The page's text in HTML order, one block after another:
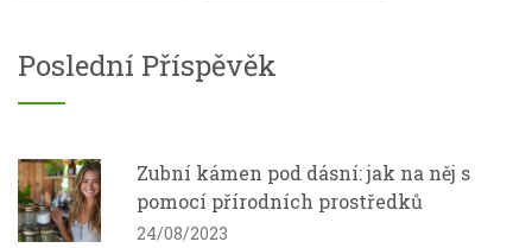
Poslední Příspěvěk
Zubní kámen pod dásní: jak na něj s
pomocí přírodních prostředků
24/08/2023